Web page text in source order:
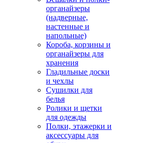
органайзеры
(надверные,
настенные и
напольные)
Короба, корзины и
органайзеры для
хранения
Гладильные доски
и чехлы
Сушилки для
белья
Ролики и щетки
для одежды
Полки, этажерки и
аксессуары для